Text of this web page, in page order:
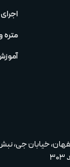
متره
خیابان جی،